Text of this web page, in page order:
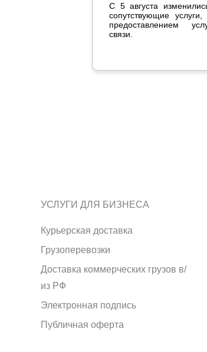
С 5 августа
сопутствующие
предоставлением
связи.
УСЛУГИ ДЛЯ БИЗНЕСА
Курьерская доставка
Грузоперевозки
Доставка коммерческих грузов в/
из РФ
Электронная подпись
Публичная оферта